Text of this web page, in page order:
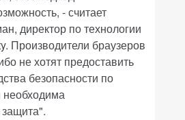
- считает
директор по технологии
Производители браузеров
не хотят предоставить
безопасности по